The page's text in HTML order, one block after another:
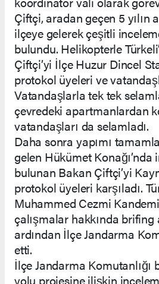
Çiftçi, aradan geçen 5 yılın
ilçeye gelerek çeşitli
bulundu. Helikopterle
Çiftçi’yi İlçe Huzur Dincel
protokol üyeleri ve
Vatandaşlarla tek tek
çevredeki apartmanlardan
vatandaşları da selamladı.
Daha sonra yapımı
gelen Hükümet Konağı’nda
bulunan Bakan Çiftçi’yi
protokol üyeleri karşıladı.
Muhammed Cezmi
çalışmalar hakkında
ardından İlçe Jandarma
etti.
İlçe Jandarma Komutanlığı
yolu projesine ilişkin